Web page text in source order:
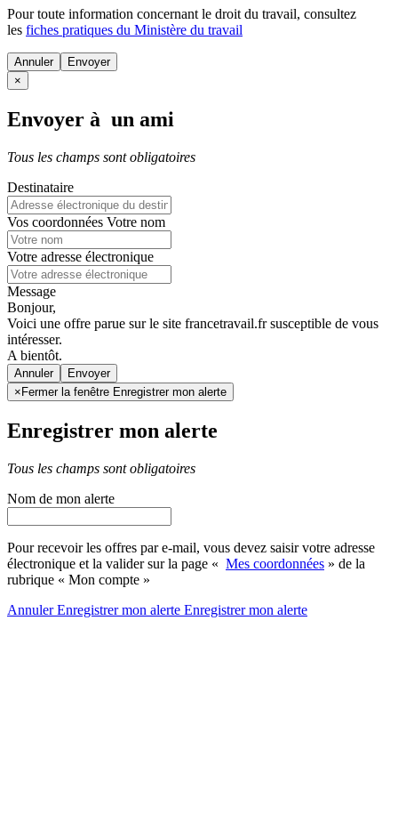
Pour toute information concernant le droit du travail, consultez
les fiches pratiques du Ministère du travail
Annuler
×
Envoyer à un ami
Tous les champs sont obligatoires
Destinataire
Vos coordonnées Votre nom
Votre adresse électronique
Message
Bonjour,
Voici une offre parue sur le site francetravail.fr susceptible de vous
intéresser.
A bientôt.
Annuler
× Fermer la fenêtre Enregistrer mon alerte
Enregistrer mon alerte
Tous les champs sont obligatoires
Nom de mon alerte
Pour recevoir les offres par e-mail, vous devez saisir votre adresse
électronique et la valider sur la page « Mes coordonnées » de la
rubrique « Mon compte »
AnnulerEnregistrer mon alerte Enregistrermon alerte